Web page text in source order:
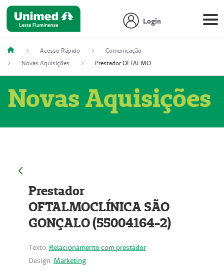
Login
Acesso Rápido
Comunicação
Novas Aquisições
Prestador OFTALMOCLÍNICA SÃO GONÇALO (55004164-2)
Novas Aquisições
Prestador
OFTALMOCLÍNICA SÃO
GONÇALO (55004164-2)
Texto: Relacionamento com prestador
Design: Marketing